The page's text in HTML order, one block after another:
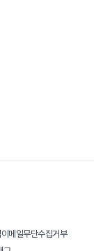
이메일무단수집거부